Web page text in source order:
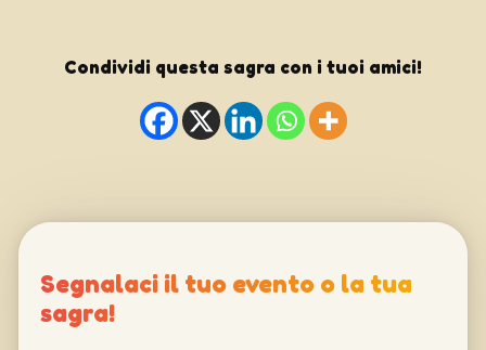
Condividi questa sagra con i tuoi amici!
Segnalaci il tuo evento o la tua
sagra!